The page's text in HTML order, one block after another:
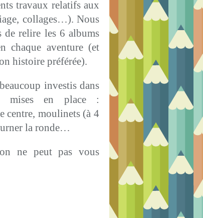
travaux relatifs aux
collages…). Nous
de relire les 6 albums
chaque aventure (et
histoire préférée).
investis dans
mises en place :
centre, moulinets (à 4
la ronde…
ne peut pas vous